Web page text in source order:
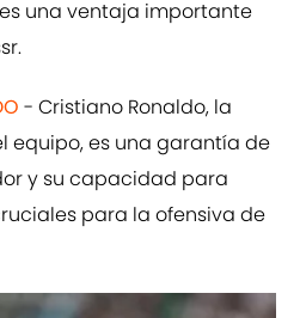
una ventaja importante
- Cristiano Ronaldo, la
equipo, es una garantía de
y su capacidad para
para la ofensiva de